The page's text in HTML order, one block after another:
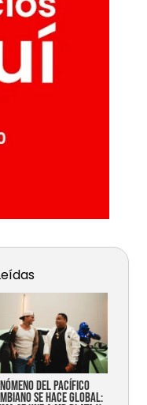
DEL PACÍFICO
SE HACE GLOBAL: